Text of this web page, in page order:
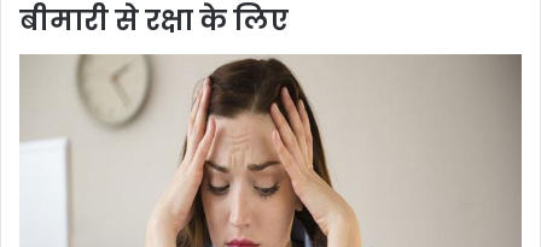
बीमारी से रक्षा के लिए